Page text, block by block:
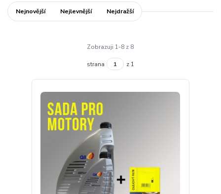
Nejnovější Nejlevnější Nejdražší
Zobrazuji 1-8 z 8
strana z 1